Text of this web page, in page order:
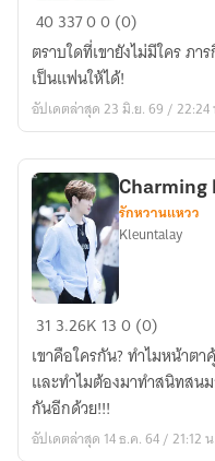
(Ebook)
Encore
to
you
กลับ
อีก
ครั้ง
เพื่อ
บอก
รัก
เธอ
4033700 (0)
ตราบใดที่เขายังไม่มีใคร ภารกิจครั้งนี้
เป็นแฟนให้ได้!
อัปเดตล่าสุด 23 มิ.ย. 69 / 22:24
Charming
boy
สะดุด
รัก
นาย
ข้าง
รักหวานแหวว
Kleuntalay
31 3.26K 130 (0)
เขาคือใครกัน? ทำไมหน้าต
และทำไมต้องมาทำสนิทสนมกับฉันด้วยเนี่ย
กันอีกด้วย!!!
อัปเดตล่าสุด 14 ธ.ค. 64 / 21:12 น.